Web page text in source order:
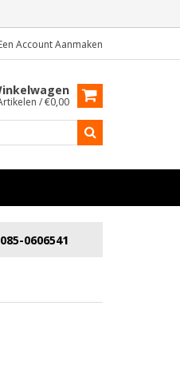
Account Aanmaken
/ €0,00
0606541